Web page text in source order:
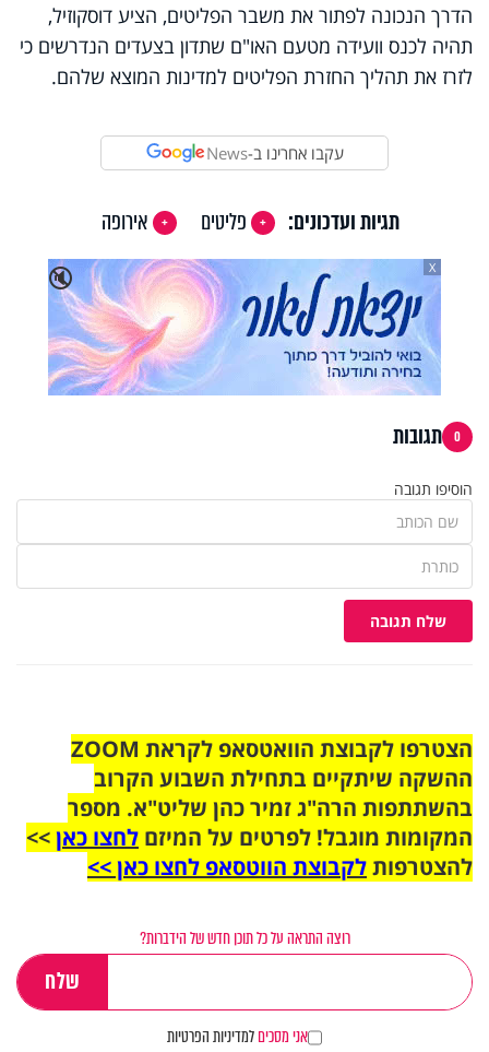
הדרך הנכונה לפתור את משבר הפליטים, הציע דוסקוזיל,
תהיה לכנס וועידה מטעם האו"ם שתדון בצעדים הנדרשים כי
לזרז את תהליך החזרת הפליטים למדינות המוצא שלהם.
עקבו אחרינו ב-News
תגיות ועדכונים: פליטים
אירופה
🔇
X
0 תגובות
הוסיפו תגובה
שלח תגובה
הצטרפו לקבוצת הוואטסאפ לקראת ZOOM
ההשקה שיתקיים בתחילת השבוע הקרוב
בהשתתפות הרה"ג זמיר כהן שליט"א. מספר
המקומות מוגבל! לפרטים על המיזם לחצו כאן>>
להצטרפותלקבוצת הווטסאפ לחצו כאן >>
רוצה התראה על כל תוכן חדש של הידברות?
אני מסכיםלמדיניות הפרטיות